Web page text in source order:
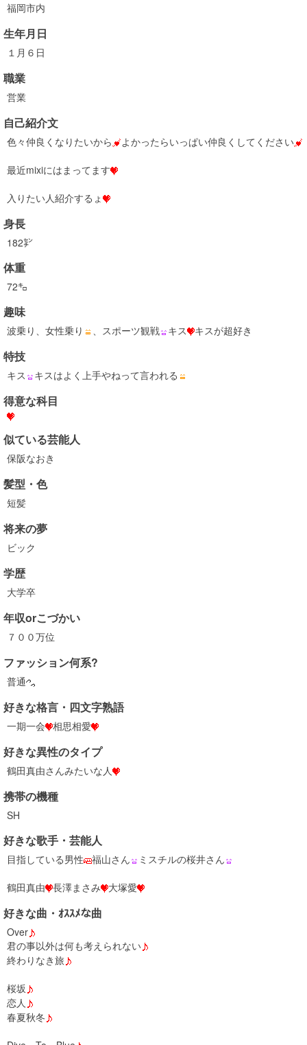
福岡市内
生年月日
１月６日
職業
営業
自己紹介文
色々仲良くなりたいから よかったらいっぱい仲良くしてください
最近mixiにはまってます
入りたい人紹介するょ
身長
182㌢
体重
72㌔
趣味
波乗り、女性乗り 、スポーツ観戦 キス キスが超好き
特技
キス キスはよく上手やねって言われる
得意な科目
似ている芸能人
保阪なおき
髪型・色
短髪
将来の夢
ビック
学歴
大学卒
年収orこづかい
７００万位
ファッション何系?
普通
好きな格言・四文字熟語
一期一会 相思相愛
好きな異性のタイプ
鶴田真由さんみたいな人
携帯の機種
SH
好きな歌手・芸能人
目指している男性 福山さん ミスチルの桜井さん
鶴田真由 長澤まさみ 大塚愛
好きな曲・ｵｽｽﾒな曲
Over
君の事以外は何も考えられない
終わりなき旅
桜坂
恋人
春夏秋冬